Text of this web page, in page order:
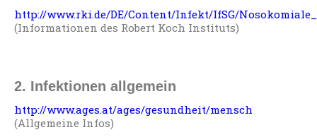
http://www.rki.de/DE/Content/Infekt/IfSG/
(Informationen des Robert Koch Instituts)
2. Infektionen allgemein
http://www.ages.at/ages/gesundheit/mensch
(Allgemeine Infos)